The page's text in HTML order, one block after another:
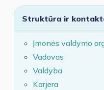
Struktūra ir
Įmonės valdymo
Vadovas
Valdyba
Karjera